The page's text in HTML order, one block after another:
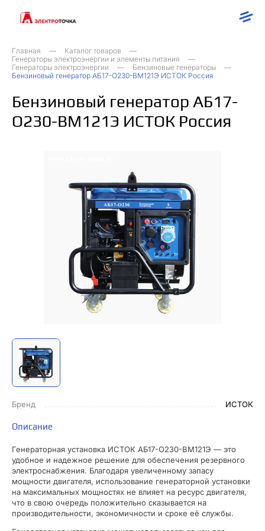
Главная
Каталог товаров
Генераторы электроэнергии и элементы питания
Генераторы электроэнергии
Бензиновые генераторы
Бензиновый генератор АБ17-О230-ВМ121Э ИСТОК Россия
Бензиновый генератор АБ17-
О230-ВМ121Э ИСТОК Россия
Бренд ИСТОК
Описание
Генераторная установка ИСТОК АБ17-О230-ВМ121Э — это
удобное и надежное решение для обеспечения резервного
электроснабжения. Благодаря увеличенному запасу
мощности двигателя, использование генераторной установки
на максимальных мощностях не влияет на ресурс двигателя,
что в свою очередь положительно сказывается на
производительности, экономичности и сроке её службы.